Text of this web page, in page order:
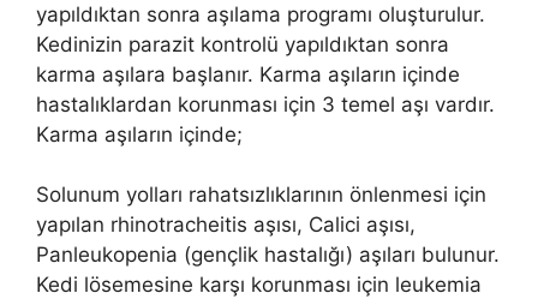
yapıldıktan sonra aşılama programı oluşturulur.
Kedinizin parazit kontrolü yapıldıktan sonra
karma aşılara başlanır. Karma aşıların içinde
hastalıklardan korunması için 3 temel aşı vardır.
Karma aşıların içinde;
Solunum yolları rahatsızlıklarının önlenmesi için
yapılan rhinotracheitis aşısı, Calici aşısı,
Panleukopenia (gençlik hastalığı) aşıları bulunur.
Kedi lösemesine karşı korunması için leukemia